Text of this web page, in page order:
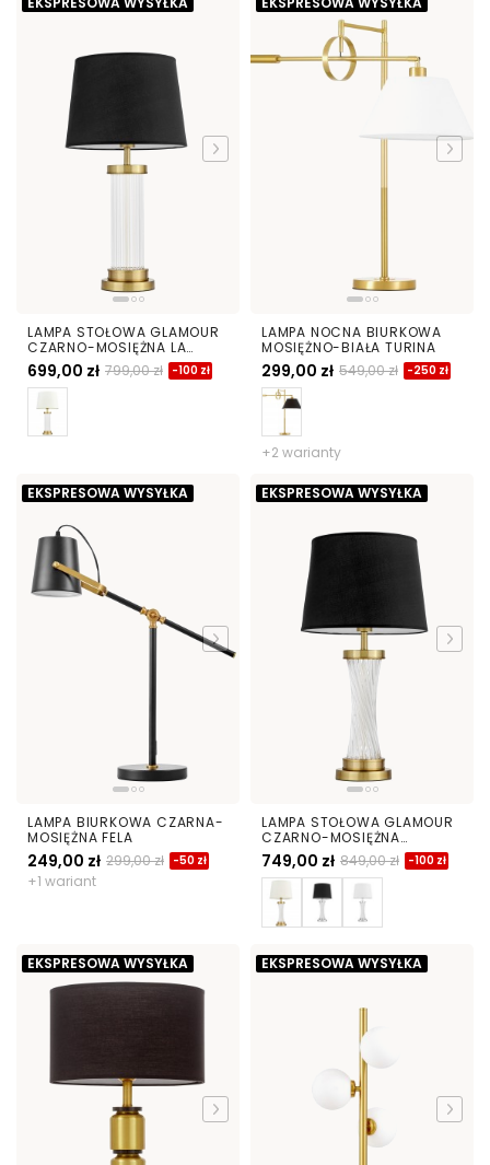
LAMPA STOŁOWA GLAMOUR
CZARNO-MOSIĘŻNA LA
BOTTE
699,00 zł 799,00 zł -100 zł
LAMPA NOCNA BIURKOWA
MOSIĘŻNO-BIAŁA TURINA
299,00 zł 549,00 zł -250 zł
+2 warianty
EKSPRESOWA WYSYŁKA
LAMPA BIURKOWA CZARNA-
MOSIĘŻNA FELA
249,00 zł 299,00 zł -50 zł
+1 wariant
EKSPRESOWA WYSYŁKA
LAMPA STOŁOWA GLAMOUR
CZARNO-MOSIĘŻNA
VILLANOVA
749,00 zł 849,00 zł -100 zł
EKSPRESOWA WYSYŁKA EKSPRESOWA WYSYŁKA